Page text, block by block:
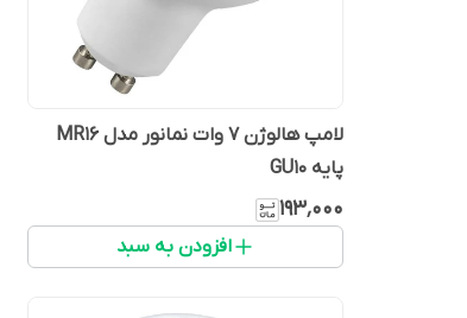
لامپ هالوژن 7 وات نمانور مدل MR16
پایه GU10
۱۹۳٬۰۰۰
افزودن به سبد